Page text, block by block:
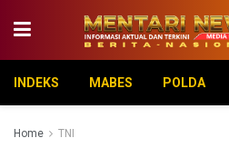
INDEKS MABES POLDA
Home TNI